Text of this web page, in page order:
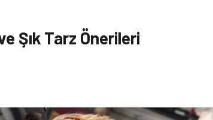
Şık Tarz Önerileri